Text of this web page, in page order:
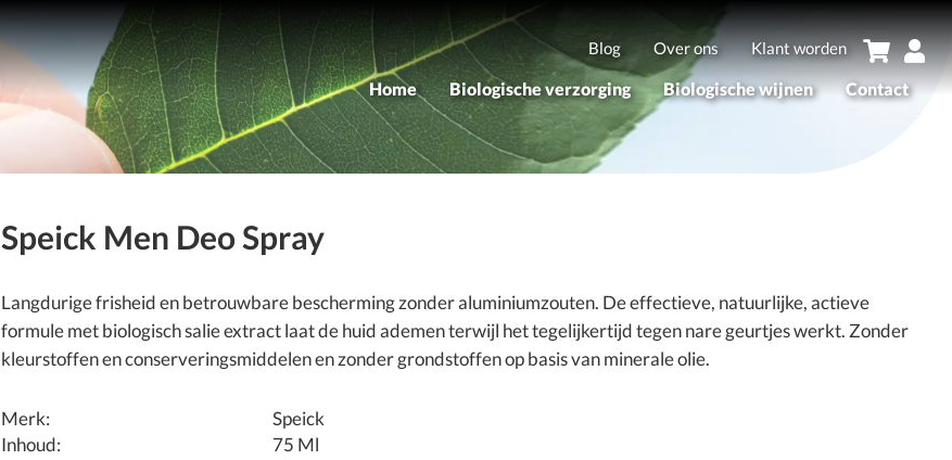
Blog Over ons Klant worden
Home Biologische verzorging
Assortiment
Merken
Biologische wijnen Contact
Speick Men Deo Spray
Langdurige frisheid en betrouwbare bescherming zonder aluminiumzouten. De effectieve, natuurlijke, actieve
formule met biologisch salie extract laat de huid ademen terwijl het tegelijkertijd tegen nare geurtjes werkt. Zonder
kleurstoffen en conserveringsmiddelen en zonder grondstoffen op basis van minerale olie.
Merk:
Speick
Inhoud:
75 Ml